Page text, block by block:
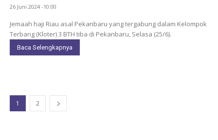
26 Juni 2024 -10:00
Jemaah haji Riau asal Pekanbaru yang tergabung dalam Kelompok
Terbang (Kloter) 3 BTH tiba di Pekanbaru, Selasa (25/6).
Baca Selengkapnya
1 2